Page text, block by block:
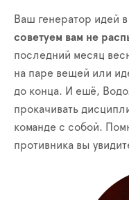
Ваш генератор идей
советуем вам не
последний месяц
на паре вещей или
до конца. И ешё,
прокачивать
команде с собой.
противника вы